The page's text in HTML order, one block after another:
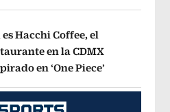
es Hacchi Coffee, el
en la CDMX
en ‘One Piece’